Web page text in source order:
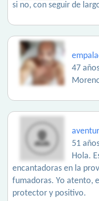
si no, con seguir de
47
51
Hola.
encantadoras en la
fumadoras. Yo atento,
protector y positivo.